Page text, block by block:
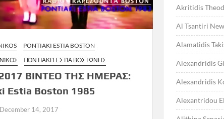
PONTIAKI ESTIA BOSTON
ΠΟΝΤΙΑΚΉ ΕΣΤΊΑ ΒΟΣΤΏΝΗΣ
ΒΙΝΤΕΟ ΤΗΣ ΗΜΕΡΑΣ:
Estia Boston 1985
December 14, 2017
Akritidis
Al Tsantiri
Alamatidis
Alexandridis
Alexandridis
Alexantridou